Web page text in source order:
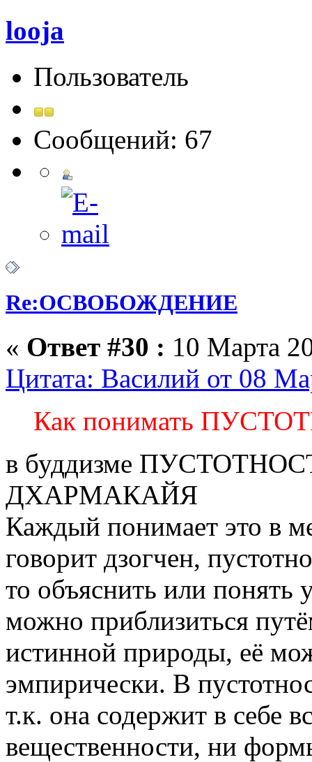
looja
Пользователь
Сообщений: 67
Re:ОСВОБОЖДЕНИЕ
« Ответ #30 : 10 Марта
Цитата: Василий от 08
Как понимать
в буддизме
ДХАРМАКАЙЯ
Каждый понимает это в
говорит дзогчен,
то объяснить или
можно приблизиться
истинной природы, её
эмпирически. В
т.к. она содержит в себе
вещественности, ни